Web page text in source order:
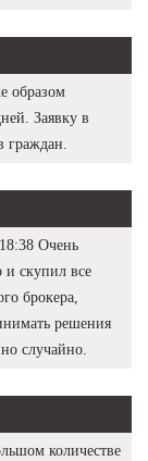
образом
Заявку в
граждан.
Очень
и скупил все
брокера,
решения
случайно.
количестве